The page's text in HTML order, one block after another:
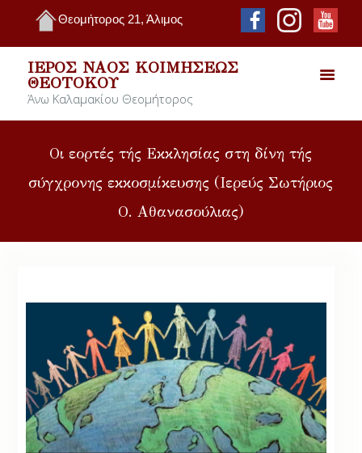
Θεομήτορος 21, Άλιμος
ΙΕΡΌΣ ΝΑΌΣ ΚΟΙΜΉΣΕΩΣ
ΘΕΟΤΌΚΟΥ
Άνω Καλαμακίου Θεομήτορος
Οι εορτές τής Εκκλησίας στη δίνη τής
σύγχρονης εκκοσμίκευσης (Ιερεύς Σωτήριος
Ο. Αθανασούλιας)